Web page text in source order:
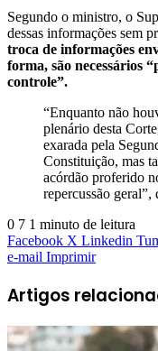
Segundo o ministro, o
dessas informações sem
troca de informações
forma, são necessários
controle”.
“Enquanto não
plenário desta
exarada pela
Constituição, mas
acórdão proferido
repercussão
0 7 1 minuto de leitura
Facebook X Linkedin
e-mail Imprimir
Artigos